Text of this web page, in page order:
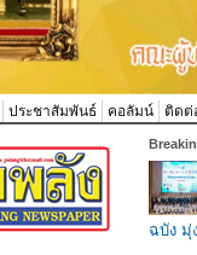
ประชาสัมพันธ์ คอลัมน์ ติดต่
ฉบัง มุ่